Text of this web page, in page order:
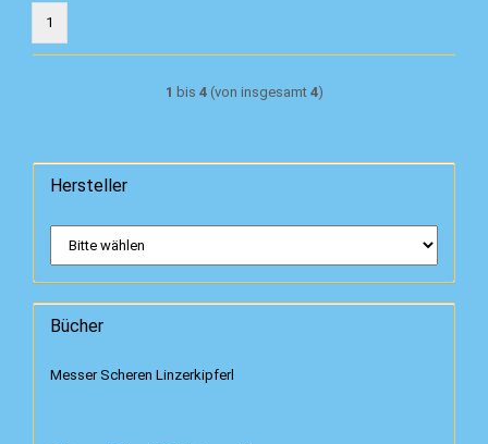
1
1 bis 4(von insgesamt 4)
Hersteller
Bücher
Messer Scheren Linzerkipferl